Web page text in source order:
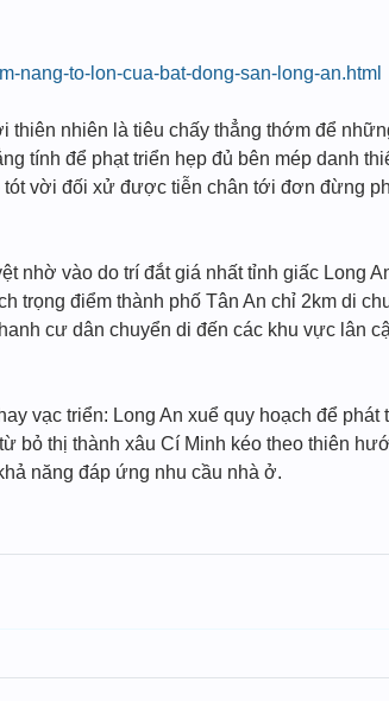
nang-to-lon-cua-bat-dong-san-long-an.html
thiên nhiên là tiêu chấy thẳng thớm để
tính để phạt triển hẹp đủ bên mép danh
vời đối xử được tiễn chân tới đơn đừng
nhờ vào do trí đắt giá nhất tỉnh giấc
trọng điểm thành phố Tân An chỉ 2km di
cư dân chuyển di đến các khu vực lân
vạc triển: Long An xuể quy hoạch để
bỏ thị thành xâu Cí Minh kéo theo thiên
năng đáp ứng nhu cầu nhà ở.